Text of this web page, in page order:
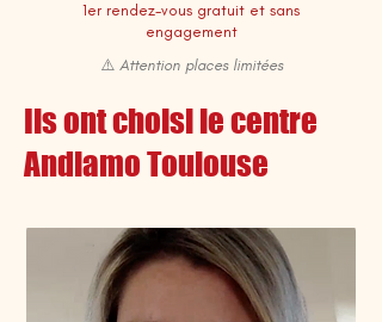
1er rendez-vous gratuit et sans
engagement
⚠️ Attention places limitées
Ils ont choisi le centre
Andiamo Toulouse